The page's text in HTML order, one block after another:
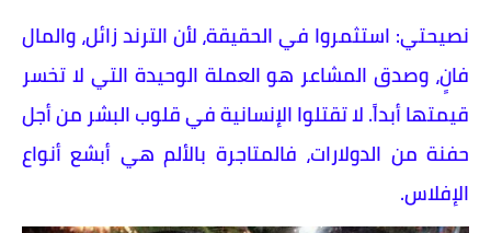
نصيحتي: استثمروا في الحقيقة، لأن الترند زائل، والمال
فانٍ، وصدق المشاعر هو العملة الوحيدة التي لا تخسر
قيمتها أبداً. لا تقتلوا الإنسانية في قلوب البشر من أجل
حفنة من الدولارات، فالمتاجرة بالألم هي أبشع أنواع
الإفلاس.